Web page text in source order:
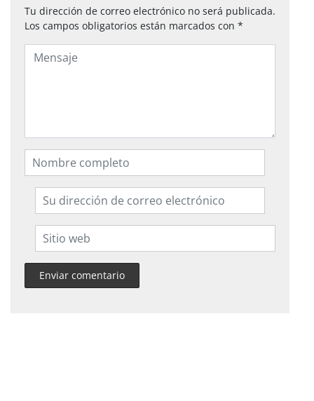
Tu dirección de correo electrónico no será publicada.
Los campos obligatorios están marcados con *